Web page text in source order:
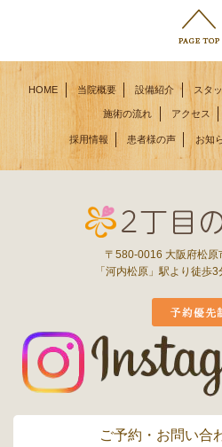
HOME 当院概要 設備紹介 スタ
施術の流れ アクセス
採用情報 患者様の声 お知
〒580-0016 大阪府松原
「河内松原」駅より徒歩3
ご予約・お問い合